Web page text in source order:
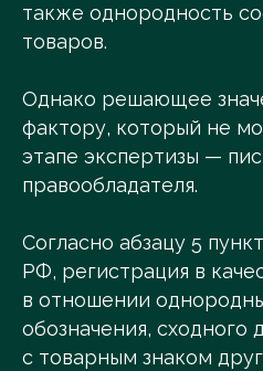
также однородность
товаров.
Однако решающее
фактору, который не
этапе экспертизы —
правообладателя.
Согласно абзацу 5
РФ, регистрация в
в отношении
обозначения, сходного
с товарным знаком